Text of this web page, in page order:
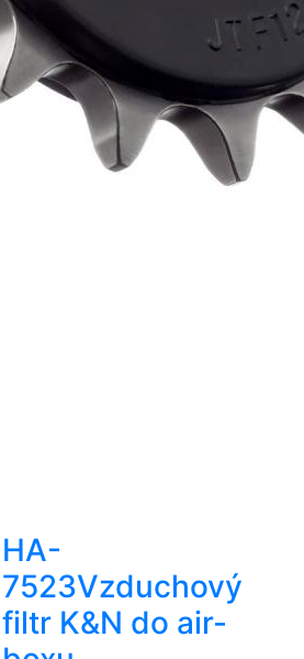
HA-
7523Vzduchový
filtr K&N do air-